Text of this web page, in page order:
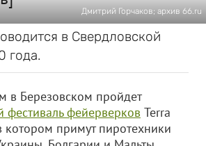
Дмитрий Горчаков; архив 66.ru
в Свердловской
года.
в Березовском пройдет
фейерверков Terra
котором примут пиротехники